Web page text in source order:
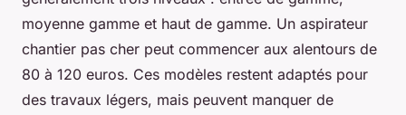
moyenne gamme et haut de gamme. Un aspirateur
chantier pas cher peut commencer aux alentours de
80 à 120 euros. Ces modèles restent adaptés pour
des travaux légers, mais peuvent manquer de